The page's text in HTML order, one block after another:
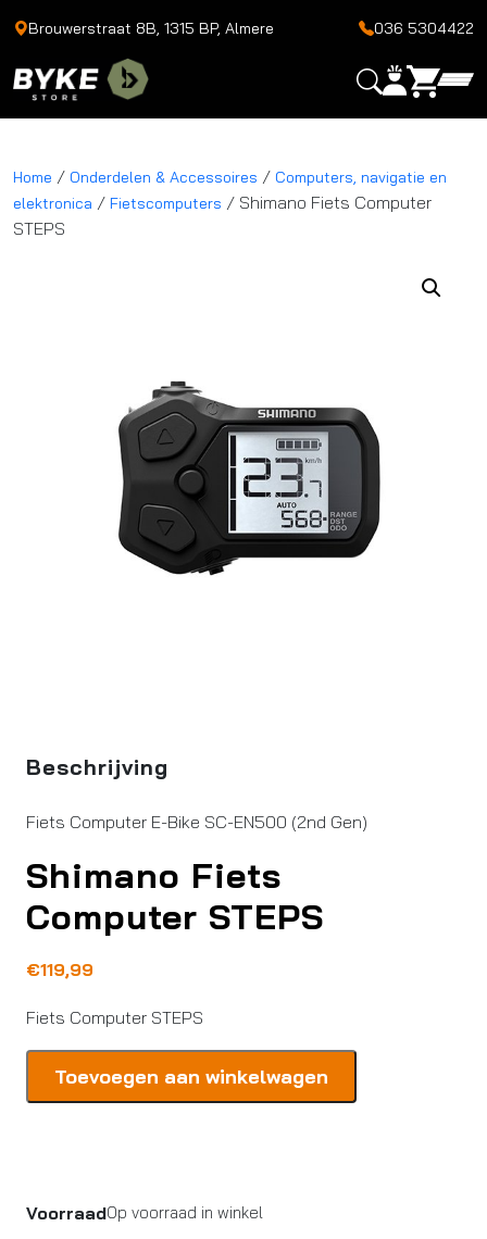
Brouwerstraat 8B, 1315 BP, Almere 036 5304422
Home / Onderdelen & Accessoires / Computers, navigatie en
elektronica / Fietscomputers / Shimano Fiets Computer
STEPS
Beschrijving
Fiets Computer E-Bike SC-EN500 (2nd Gen)
Shimano Fiets
Computer STEPS
€119,99
Fiets Computer STEPS
FietsToevoegen aan winkelwagen
VoorraadOp voorraad in winkel